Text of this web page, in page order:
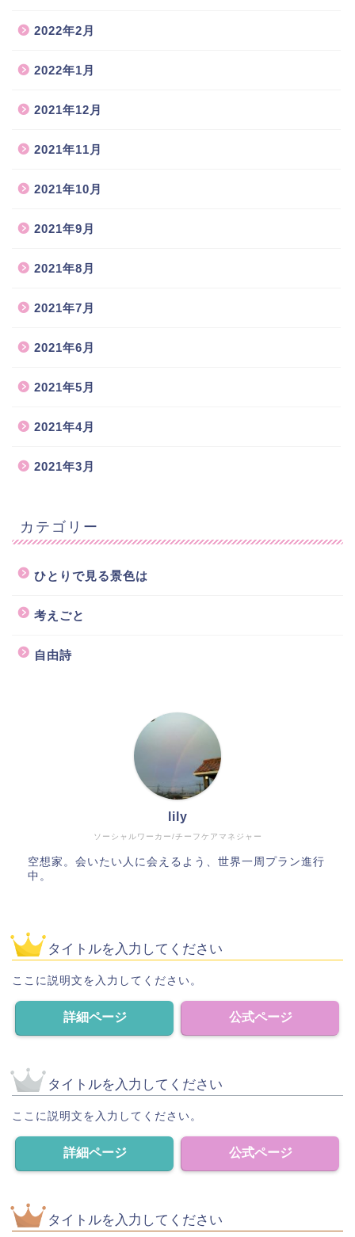
2022年2月
2022年1月
2021年12月
2021年11月
2021年10月
2021年9月
2021年8月
2021年7月
2021年6月
2021年5月
2021年4月
2021年3月
カテゴリー
ひとりで見る景色は
考えごと
自由詩
ソーシャルワーカー/チーフケアマネジャー
lily
空想家。会いたい人に会えるよう、世界一周プラン進行
中。
タイトルを入力してください
ここに説明文を入力してください。
詳細ページ 公式ページ
タイトルを入力してください
ここに説明文を入力してください。
詳細ページ 公式ページ
タイトルを入力してください